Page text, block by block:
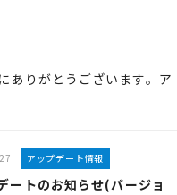
ありがとうございます。ア
アップデート情報
ートのお知らせ(バージョ